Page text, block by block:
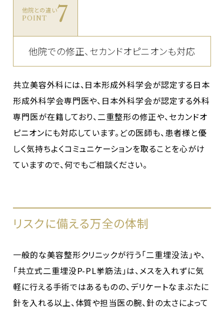
他院との違い
POINT 7
他院での修正、セカンドオピニオンも対応
共立美容外科には、日本形成外科学会が認定する日本
形成外科学会専門医や、日本外科学会が認定する外科
専門医が在籍しており、二重整形の修正や、セカンドオ
ピニオンにも対応しています。どの医師も、患者様と優
しく気持ちよくコミュニケーションを取ることを心がけ
ていますので、何でもご相談ください。
リスクに備える万全の体制
一般的な美容整形クリニックが行う「二重埋没法」や、
「共立式二重埋没P-PL挙筋法」は、メスを入れずに気
軽に行える手術ではあるものの、デリケートなまぶたに
針を入れる以上、体質や担当医の腕、針の太さによって